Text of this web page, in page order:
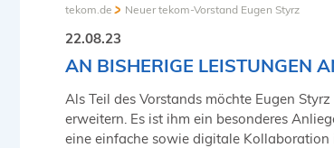
tekom.de Neuer tekom-Vorstand Eugen Styrz
22.08.23
AN BISHERIGE LEISTUNGEN
Als Teil des Vorstands möchte Eugen
erweitern. Es ist ihm ein besonderes
eine einfache sowie digitale